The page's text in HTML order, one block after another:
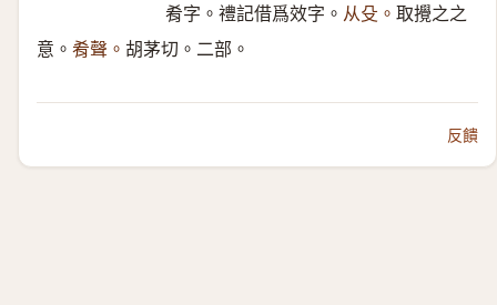
肴字。禮記借爲效字。 从殳。 取攪之之
意。 肴聲。 胡茅切。二部。
反饋